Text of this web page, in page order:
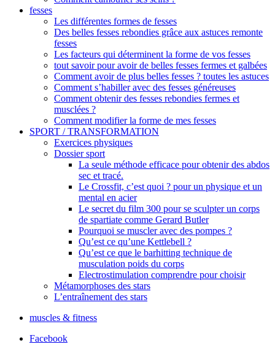
fesses
Les différentes formes de fesses
Des belles fesses rebondies grâce aux astuces remonte
fesses
Les facteurs qui déterminent la forme de vos fesses
tout savoir pour avoir de belles fesses fermes et galbées
Comment avoir de plus belles fesses ? toutes les astuces
Comment s’habiller avec des fesses généreuses
Comment obtenir des fesses rebondies fermes et
musclées ?
Comment modifier la forme de mes fesses
SPORT / TRANSFORMATION
Exercices physiques
Dossier sport
La seule méthode efficace pour obtenir des abdos
sec et tracé.
Le Crossfit, c’est quoi ? pour un physique et un
mental en acier
Le secret du film 300 pour se sculpter un corps
de spartiate comme Gerard Butler
Pourquoi se muscler avec des pompes ?
Qu’est ce qu’une Kettlebell ?
Qu’est ce que le barhitting technique de
musculation poids du corps
Electrostimulation comprendre pour choisir
Métamorphoses des stars
L’entraînement des stars
muscles & fitness
Facebook